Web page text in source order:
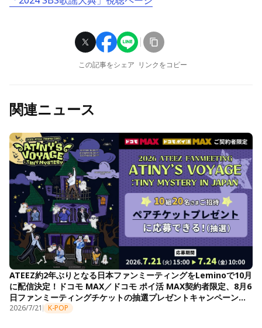
この記事をシェア リンクをコピー
関連ニュース
ATEEZ約2年ぶりとなる日本ファンミーティングをLeminoで10月
に配信決定！ドコモ MAX／ドコモ ポイ活 MAX契約者限定、8月6
日ファンミーティングチケットの抽選プレゼントキャンペーンも
開始
2026/7/21 K-POP